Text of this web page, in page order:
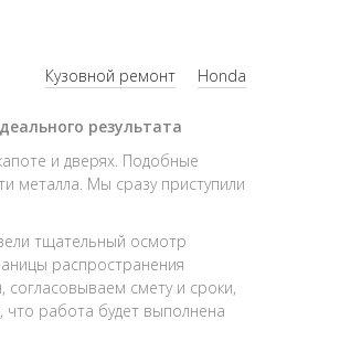
Кузовной ремонт Honda
результата
и дверях. Подобные
металла. Мы сразу приступили
тщательный осмотр
распространения
смету и сроки,
работа будет выполнена